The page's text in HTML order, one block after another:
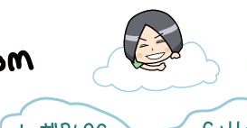
ね
ぎ
ギ
ャ